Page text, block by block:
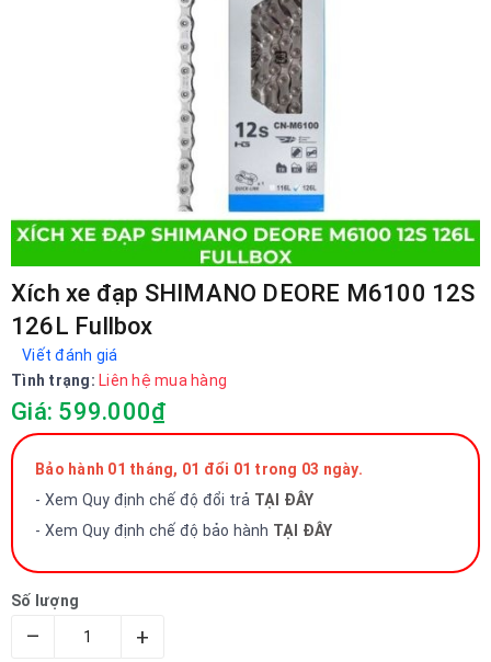
Xích xe đạp SHIMANO DEORE M6100 12S
126L Fullbox
Viết đánh giá
Tình trạng: Liên hệ mua hàng
Giá: 599.000₫
Bảo hành 01 tháng, 01 đổi 01 trong 03 ngày.
- Xem Quy định chế độ đổi trả TẠI ĐÂY
- Xem Quy định chế độ bảo hành TẠI ĐÂY
Số lượng
– +